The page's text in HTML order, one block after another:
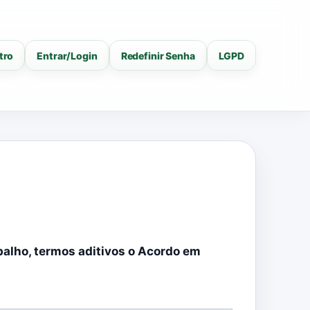
Entrar/Login Redefinir Senha LGPD
termos aditivos o Acordo em